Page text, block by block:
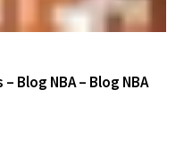
Blog NBA – Blog NBA